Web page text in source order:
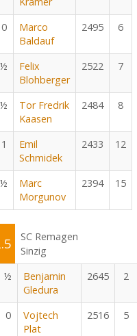
0
Marco
Baldauf
2495 6
½
Felix
Blohberger
2522 7
½
Tor Fredrik
Kaasen
2484 8
1
Emil
Schmidek
2433 12
½
Marc
Morgunov
2394 15
SC Remagen
Sinzig
½
Benjamin
Gledura
2645 2
0
Vojtech
Plat
2516 5